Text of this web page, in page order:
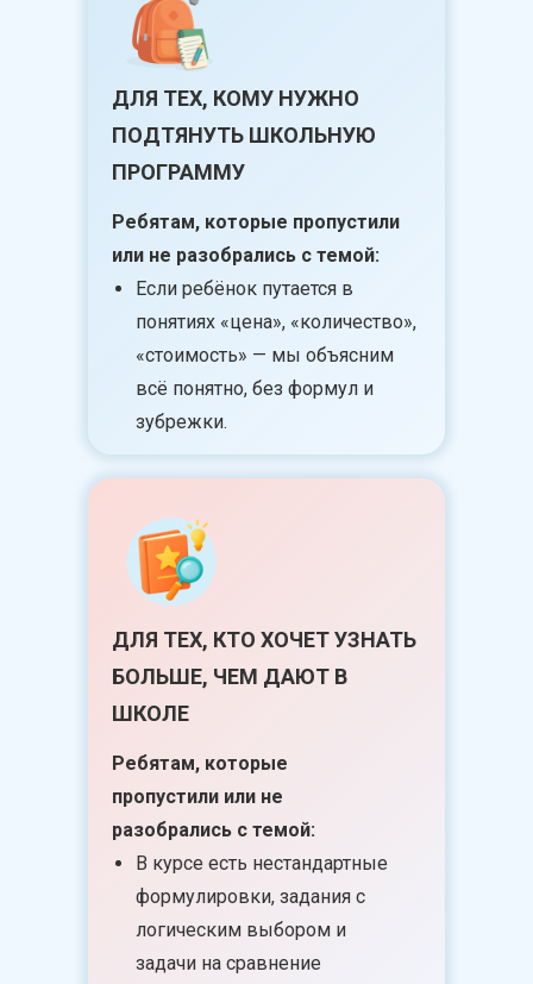
Ребятам, которые
пропустили или не
разобрались с темой:
В курсе есть нестандартные
формулировки, задания с
логическим выбором и
задачи на сравнение
ДЛЯ ТЕХ, КТО ХОЧЕТ УЗНАТЬ
БОЛЬШЕ, ЧЕМ ДАЮТ В
ШКОЛЕ
Ребятам, которые пропустили
или не разобрались с темой:
Если ребёнок путается в
понятиях «цена», «количество»,
«стоимость» — мы объясним
всё понятно, без формул и
зубрежки.
ДЛЯ ТЕХ, КОМУ НУЖНО
ПОДТЯНУТЬ ШКОЛЬНУЮ
ПРОГРАММУ